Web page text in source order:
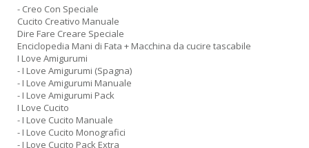
- Creo Con Speciale
Cucito Creativo Manuale
Dire Fare Creare Speciale
Enciclopedia Mani di Fata + Macchina da cucire tascabile
I Love Amigurumi
- I Love Amigurumi (Spagna)
- I Love Amigurumi Manuale
- I Love Amigurumi Pack
I Love Cucito
- I Love Cucito Manuale
- I Love Cucito Monografici
- I Love Cucito Pack Extra